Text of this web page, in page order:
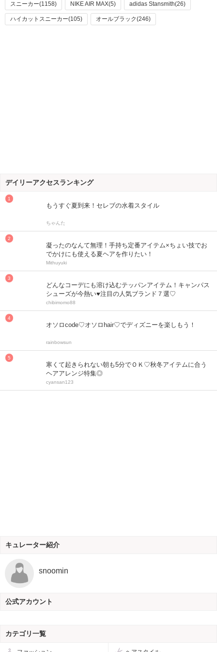
スニーカー(1158) NIKE AIR MAX(5) adidas Stansmith(26)
ハイカットスニーカー(105) オールブラック(246)
デイリーアクセスランキング
もうすぐ夏到来！セレブの水着スタイル
ちゃんた
凝ったのなんて無理！手持ち定番アイテム×ちょい技でお
でかけにも使える夏ヘアを作りたい！
Mithuyuki
どんなコーデにも溶け込むテッパンアイテム！キャンパス
シューズが今熱い♥注目の人気ブランド７選♡
chibimomo88
オソロcode♡オソロhair♡でディズニーを楽しもう！
rainbowsun
寒くて起きられない朝も5分でＯＫ♡秋冬アイテムに合う
ヘアアレンジ特集◎
cyansan123
キュレーター紹介
snoomin
公式アカウント
カテゴリ一覧